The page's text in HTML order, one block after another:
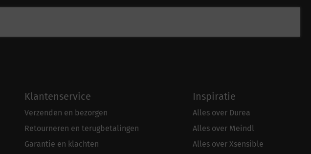
Klantenservice
Verzenden en bezorgen
Retourneren en terugbetalingen
Garantie en klachten
Inspiratie
Alles over Durea
Alles over Meindl
Alles over Xsensible